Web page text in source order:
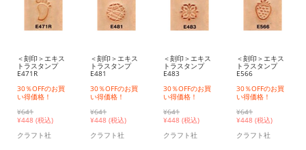
＜刻印＞エキス
トラスタンプ
E471R
30％OFFのお買
い得価格！
¥641
¥448 (税込)
クラフト社
＜刻印＞エキス
トラスタンプ
E481
30％OFFのお買
い得価格！
¥641
¥448 (税込)
クラフト社
＜刻印＞エキス
トラスタンプ
E483
30％OFFのお買
い得価格！
¥641
¥448 (税込)
クラフト社
＜刻印＞エキス
トラスタンプ
E566
30％OFFのお買
い得価格！
¥641
¥448 (税込)
クラフト社